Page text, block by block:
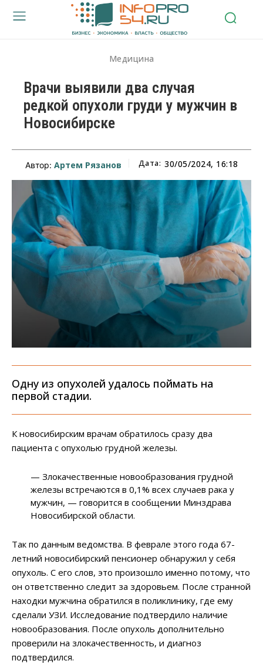
Медицина
Врачи выявили два случая
редкой опухоли груди у мужчин в
Новосибирске
Автор: Артем Рязанов Дата: 30/05/2024, 16:18
Одну из опухолей удалось поймать на
первой стадии.
К новосибирским врачам обратилось сразу два
пациента с опухолью грудной железы.
— Злокачественные новообразования грудной
железы встречаются в 0,1% всех случаев рака у
мужчин, — говорится в сообщении Минздрава
Новосибирской области.
Так по данным ведомства. В феврале этого года 67-
летний новосибирский пенсионер обнаружил у себя
опухоль. С его слов, это произошло именно потому, что
он ответственно следит за здоровьем. После странной
находки мужчина обратился в поликлинику, где ему
сделали УЗИ. Исследование подтвердило наличие
новообразования. После опухоль дополнительно
проверили на злокачественность, и диагноз
подтвердился.